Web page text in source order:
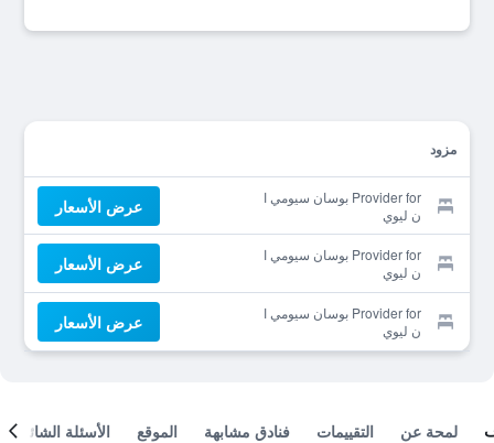
مزود
Provider for بوسان سيومي ا
ن ليوي
عرض الأسعار
Provider for بوسان سيومي ا
ن ليوي
عرض الأسعار
Provider for بوسان سيومي ا
ن ليوي
عرض الأسعار
لمحة عن التقييمات فنادق مشابهة الموقع الأسئلة الشائعة